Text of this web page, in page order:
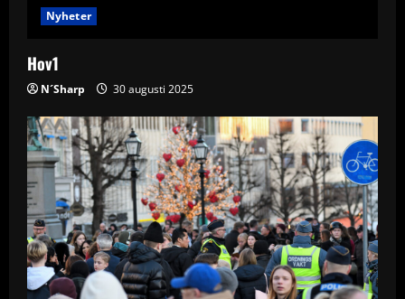
Nyheter
Hov1
N´Sharp 30 augusti 2025